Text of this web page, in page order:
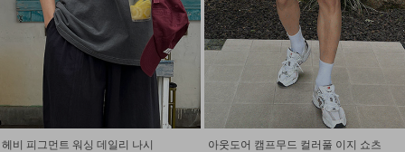
헤비 피그먼트 워싱 데일리 나시
아웃도어 캠프무드 컬러풀 이지 쇼츠